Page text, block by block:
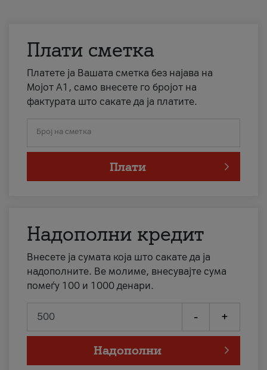
Плати сметка
Платете ја Вашата сметка без најава на
Мојот А1, само внесете го бројот на
фактурата што сакате да ја платите.
Број на сметка
Плати
Надополни кредит
Внесете ја сумата која што сакате да ја
надополните. Ве молиме, внесувајте сума
помеѓу 100 и 1000 денари.
- +
Надополни